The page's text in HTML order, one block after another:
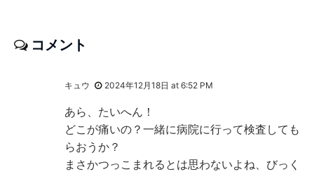
コメント
キュウ 2024年12月18日 at 6:52 PM
あら、たいへん！
どこが痛いの？一緒に病院に行って検査しても
らおうか？
まさかつっこまれるとは思わないよね、びっく